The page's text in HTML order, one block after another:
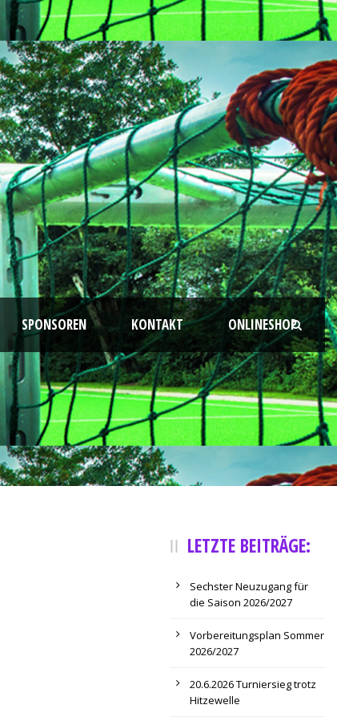
SPONSOREN KONTAKT ONLINESHOP
LETZTE BEITRÄGE:
Sechster Neuzugang für
die Saison 2026/2027
Vorbereitungsplan Sommer
2026/2027
20.6.2026 Turniersieg trotz
Hitzewelle